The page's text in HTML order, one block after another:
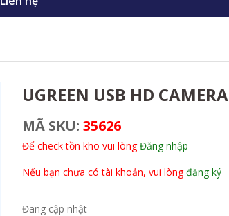
UGREEN USB HD CAMERA
MÃ SKU: 35626
Để check tồn kho vui lòngĐăng nhập
Nếu bạn chưa có tài khoản, vui lòngđăng ký
Đang cập nhật